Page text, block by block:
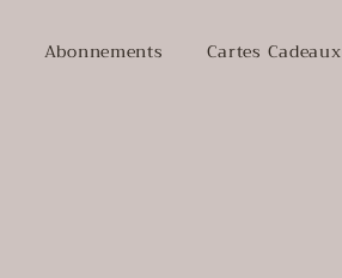
Abonnements Cartes Cadeaux